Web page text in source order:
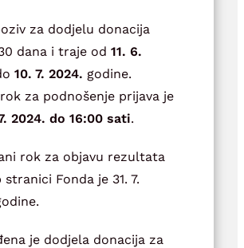
za dodjelu donacija
dana i traje od 11. 6.
10. 7. 2024. godine.
za podnošenje prijava je
2024. do 16:00 sati.
rok za objavu rezultata
stranici Fonda je 31. 7.
je dodjela donacija za